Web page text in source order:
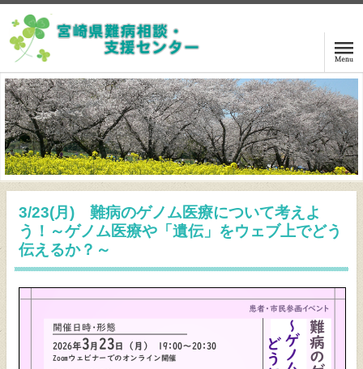
ホーム
ご相談の方は
講演・交流会案内
センターニュース
関係機関リンク
センターアクセス
3/23(月) 難病のゲノム医療について考えよ
う！～ゲノム医療や「遺伝」をウェブ上でどう
伝えるか？～